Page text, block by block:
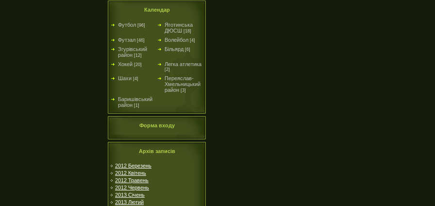
Календар
Футбол [96]
Яготинська
ДЮСШ [18]
Футзал [46] Волейбол [4]
Згурівський
район [12]
Більярд [6]
Хокей [20] Легка атлетика
[2]
Шахи [4]
Переяслав-
Хмельницький
район [3]
Баришівський
район [1]
Форма входу
Архів записів
2012 Березень
2012 Квітень
2012 Травень
2012 Червень
2013 Січень
2013 Лютий